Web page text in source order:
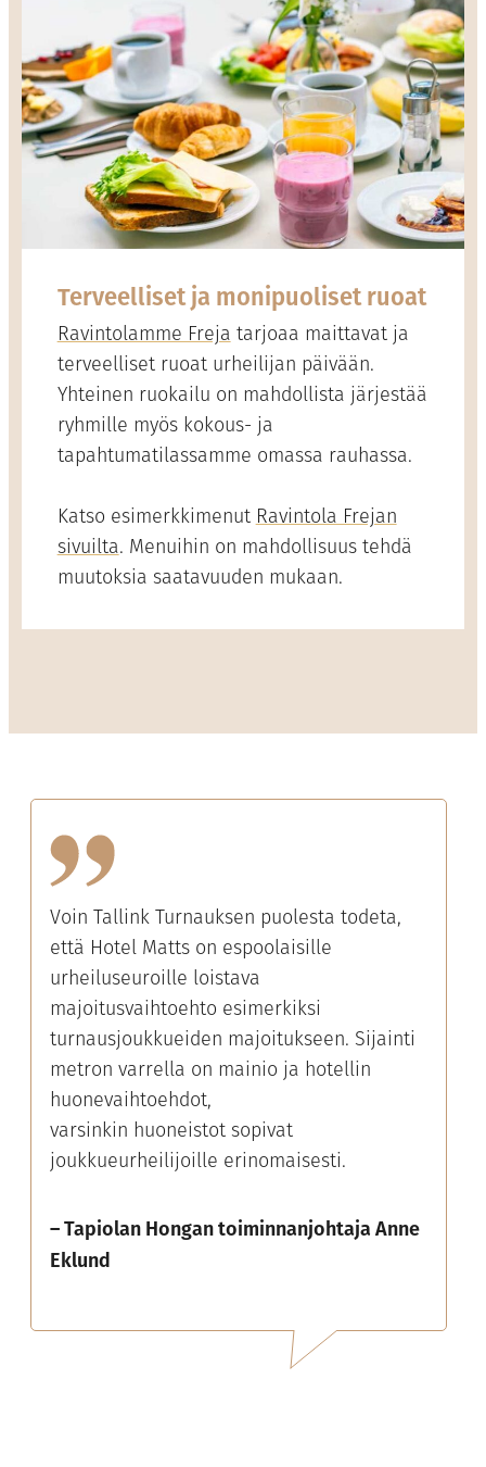
Terveelliset ja monipuoliset ruoat
Ravintolamme Freja tarjoaa maittavat ja
terveelliset ruoat urheilijan päivään.
Yhteinen ruokailu on mahdollista järjestää
ryhmille myös kokous- ja
tapahtumatilassamme omassa rauhassa.
Katso esimerkkimenut Ravintola Frejan
sivuilta. Menuihin on mahdollisuus tehdä
muutoksia saatavuuden mukaan.
Voin Tallink Turnauksen puolesta todeta,
että Hotel Matts on espoolaisille
urheiluseuroille loistava
majoitusvaihtoehto esimerkiksi
turnausjoukkueiden majoitukseen. Sijainti
metron varrella on mainio ja hotellin
huonevaihtoehdot,
varsinkin huoneistot sopivat
joukkueurheilijoille erinomaisesti.
– Tapiolan Hongan toiminnanjohtaja Anne
Eklund